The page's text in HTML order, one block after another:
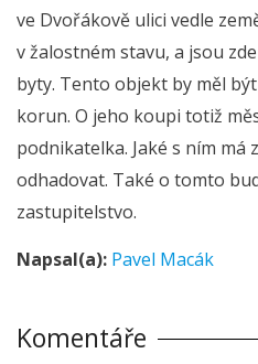
ve Dvořákově ulici vedle
v žalostném stavu, a jsou
byty. Tento objekt by měl
korun. O jeho koupi totiž
podnikatelka. Jaké s ním má
odhadovat. Také o tomto
zastupitelstvo.
Napsal(a): Pavel Macák
Komentáře